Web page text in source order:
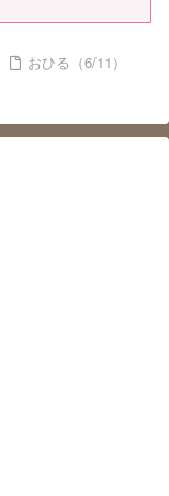
おひる（6/11）